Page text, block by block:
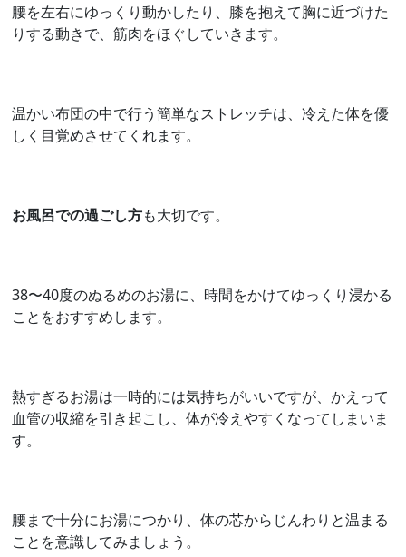
腰を左右にゆっくり動かしたり、膝を抱えて胸に近づけた
りする動きで、筋肉をほぐしていきます。
温かい布団の中で行う簡単なストレッチは、冷えた体を優
しく目覚めさせてくれます。
お風呂での過ごし方も大切です。
38〜40度のぬるめのお湯に、時間をかけてゆっくり浸かる
ことをおすすめします。
熱すぎるお湯は一時的には気持ちがいいですが、かえって
血管の収縮を引き起こし、体が冷えやすくなってしまいま
す。
腰まで十分にお湯につかり、体の芯からじんわりと温まる
ことを意識してみましょう。